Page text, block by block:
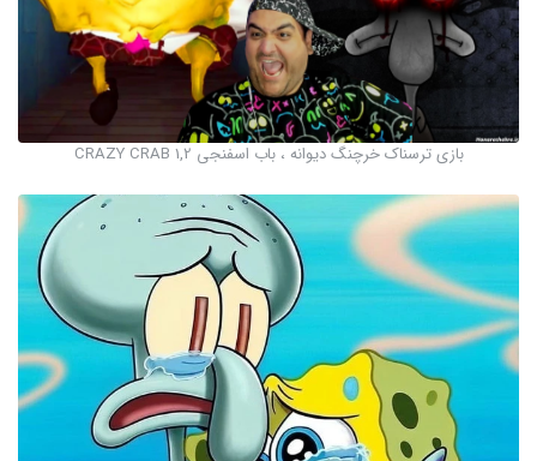
بازی ترسناک خرچنگ دیوانه ، باب اسفنجی CRAZY CRAB 1,2